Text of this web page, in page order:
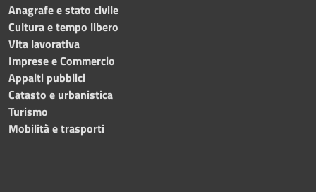
Anagrafe e stato civile
Cultura e tempo libero
Vita lavorativa
Imprese e Commercio
Appalti pubblici
Catasto e urbanistica
Turismo
Mobilità e trasporti